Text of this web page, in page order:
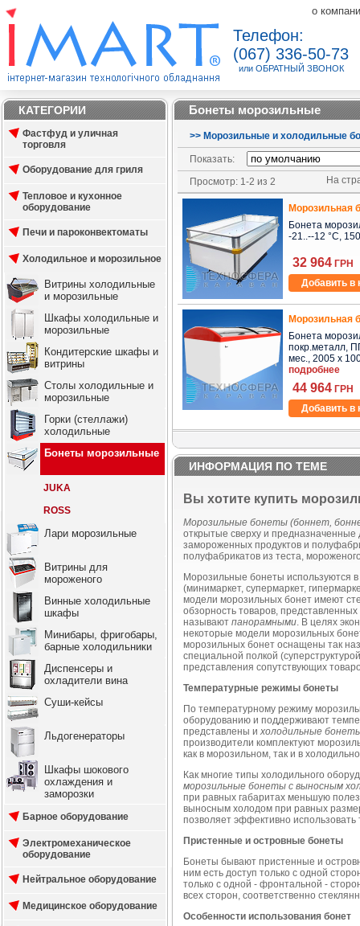
о
Телефон:
(067) 336-50-73
или ОБРАТНЫЙ ЗВОНОК
КАТЕГОРИИ
Фастфуд и уличная
торговля
Оборудование для гриля
Тепловое и кухонное
оборудование
Печи и пароконвектоматы
Холодильное и морозильное
Витрины холодильные
и морозильные
Шкафы холодильные и
морозильные
Кондитерские шкафы и
витрины
Столы холодильные и
морозильные
Горки (стеллажи)
холодильные
Бонеты морозильные
JUKA
ROSS
Лари морозильные
Витрины для
мороженого
Винные холодильные
шкафы
Минибары, фригобары,
барные холодильники
Диспенсеры и
охладители вина
Суши-кейсы
Льдогенераторы
Шкафы шокового
охлаждения и
заморозки
Барное оборудование
Электромеханическое
оборудование
Нейтральное оборудование
Медицинское оборудование
Бонеты морозильные
>> Морозильные и холодильные
Показать:
На
Просмотр: 1-2 из 2
Морозильная
Бонета
-21..--12 °C,
32 964 ГРН
Добавить в
Морозильная
Бонета
покр.металл,
мес., 2005 x
подробнее
44 964 ГРН
Добавить в
ИНФОРМАЦИЯ ПО ТЕМЕ
Вы хотите купить
Морозильные бонеты (боннет,
открытые сверху и
замороженных продуктов и
полуфабрикатов из теста,
Морозильные бонеты используются
(минимаркет, супермаркет,
модели морозильных бонет имеют
обзорность товаров,
называют панорамными. В целях
некоторые модели морозильных
морозильных бонет оснащены так
специальной полкой
представления сопутствующих
Температурные режимы бонеты
По температурному режиму
оборудованию и поддерживают
представлены и холодильные
производители комплектуют
как в морозильном, так и в
Как многие типы холодильного
морозильные бонеты с выносным
при равных габаритах меньшую
выносным холодом при равных
позволяет эффективно
Пристенные и островные бонеты
Бонеты бывают пристенные и
ним есть доступ только с одной
только с одной - фронтальной -
всех сторон, соответственно
Особенности использования бонет